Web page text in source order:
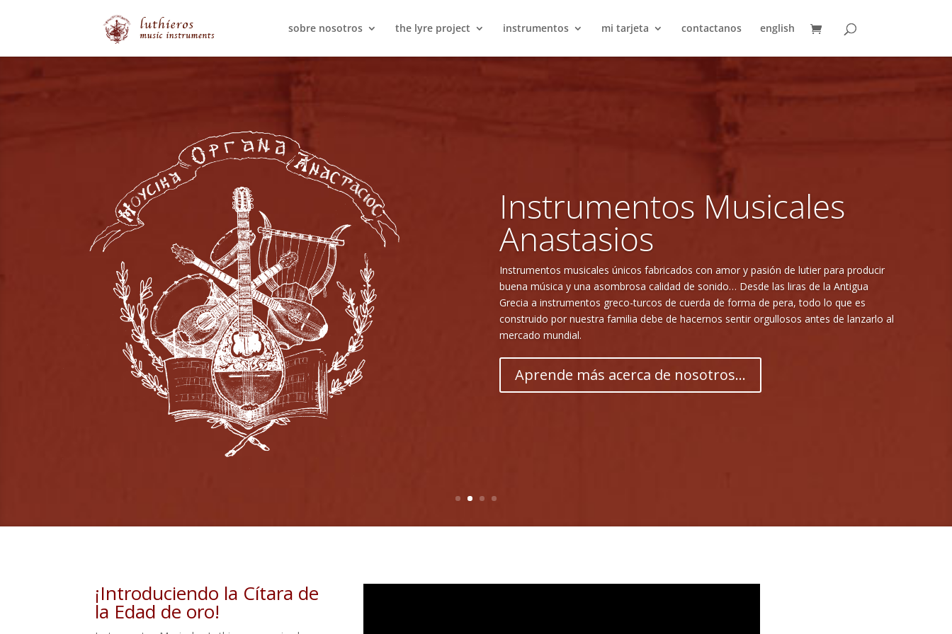
sobre nosotros the lyre project instrumentos mi tarjeta contactanos english
Instrumentos musicales
greco-turcos modernos
Bouzouki, baglamas y tzouras fabricados con sofisticados métodos de lutier para
producir una calidad de sonido excepcional.
Aprende más...
¡Introduciendo la Cítara de
la Edad de oro!